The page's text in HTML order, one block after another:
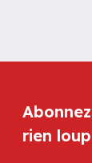
rien